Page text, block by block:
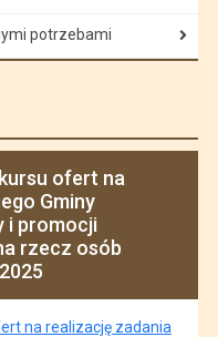
potrzebami
ofert na
Gminy
i promocji
rzecz osób
na realizację zadania